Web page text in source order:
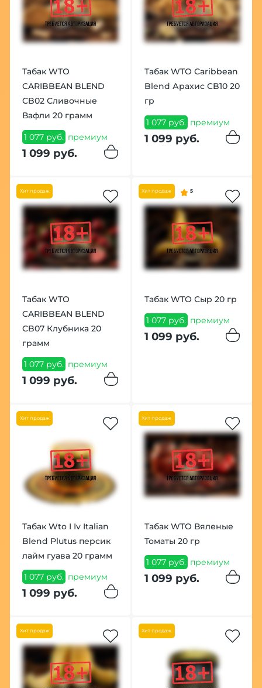
Табак WTO
CARIBBEAN BLEND
CB02 Сливочные
Вафли 20 грамм
1 077 руб. премиум
1 099 руб.
Табак WTO Caribbean
Blend Арахис CB10 20
гр
1 077 руб. премиум
1 099 руб.
Хит продаж
Табак WTO
CARIBBEAN BLEND
CB07 Клубника 20
грамм
1 077 руб. премиум
1 099 руб.
Хит продаж 5
Табак WTO Сыр 20 гр
1 077 руб. премиум
1 099 руб.
Хит продаж
Табак Wto I Iv Italian
Blend Plutus персик
лайм гуава 20 грамм
1 077 руб. премиум
1 099 руб.
Хит продаж
Табак WTO Вяленые
Томаты 20 гр
1 077 руб. премиум
1 099 руб.
Хит продаж Хит продаж